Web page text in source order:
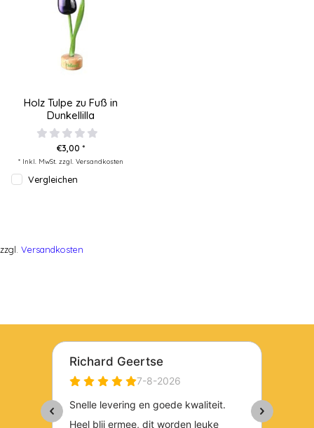
Holz Tulpe zu Fuß in
Dunkellilla
€3,00 *
* Inkl. MwSt. zzgl. Versandkosten
Vergleichen
zzgl. Versandkosten